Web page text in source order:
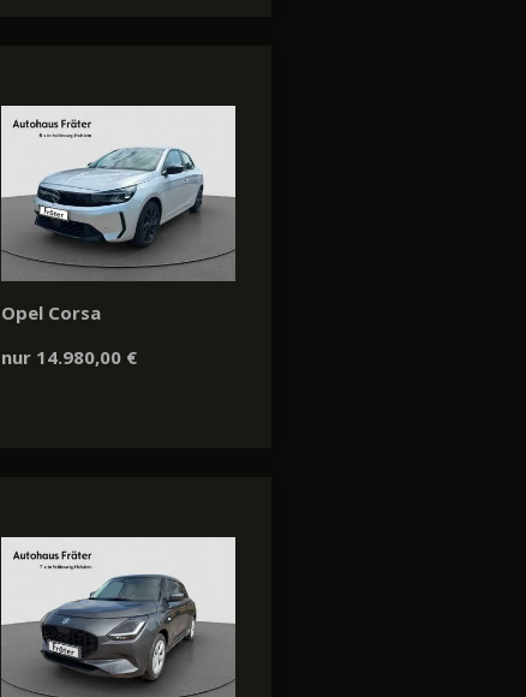
Opel Corsa
nur 14.980,00 €